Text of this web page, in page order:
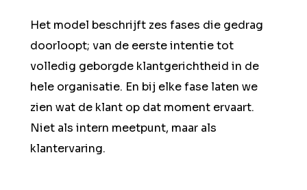
Het model beschrijft zes fases die gedrag
doorloopt; van de eerste intentie tot
volledig geborgde klantgerichtheid in de
hele organisatie. En bij elke fase laten we
zien wat de klant op dat moment ervaart.
Niet als intern meetpunt, maar als
klantervaring.